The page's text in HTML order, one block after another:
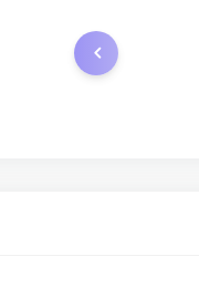
bármilyen szabványos
karbantartási mi eljuttatunk.
Rendelés